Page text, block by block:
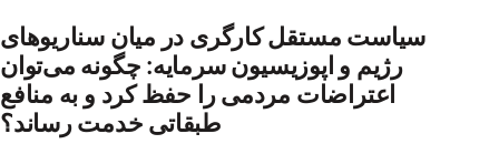
سیاست مستقل کارگری در میان سناریوهای
رژیم و اپوزیسیون سرمایه: چگونه می‌توان
اعتراضات مردمی را حفظ کرد و به منافع
طبقاتی خدمت رساند؟